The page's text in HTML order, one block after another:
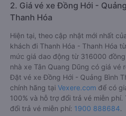
2. Giá vé xe Đồng Hới -
Thanh Hóa
Hiện tại, theo cập nhật mới nhất
khách đi Thanh Hóa - Thanh Hóa
mức giá dao động từ 316000
nhà xe Tân Quang Dũng có giá vé
Đặt vé xe Đồng Hới - Quảng Bình
chính hãng tại Vexere.com để có
100% và hỗ trợ đổi trả vé miễn
đổi trả vé miễn phí: 1900 888684.